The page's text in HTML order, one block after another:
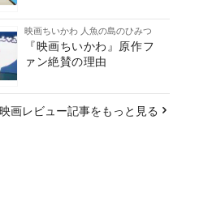
映画ちいかわ 人魚の島のひみつ
『映画ちいかわ』原作フ
ァン絶賛の理由
画レビュー記事をもっと見る